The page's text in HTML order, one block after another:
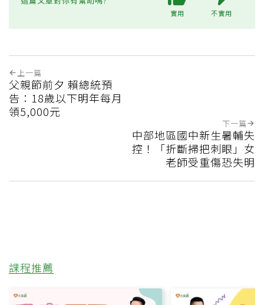
實用 不實用
上一篇
父親節前夕 賴總統預
告：18歲以下明年每月
領5,000元
下一篇
中部地區國中新生暑輔失
控！「折斷掃把刺眼」女
老師受重傷恐失明
課程推薦